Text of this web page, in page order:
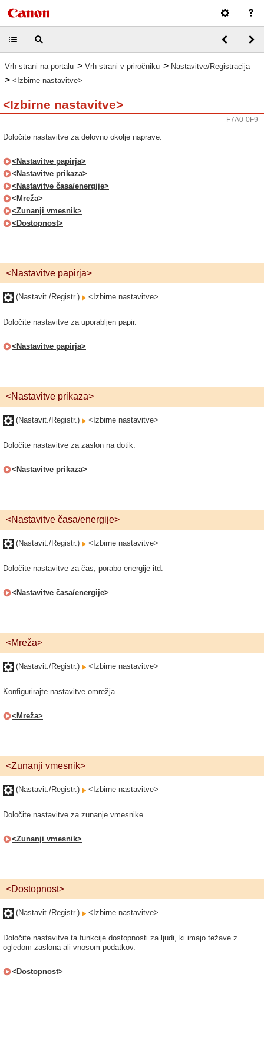
Vrh strani na portalu > Vrh strani v priročniku > Nastavitve/Registracija
> <Izbirne nastavitve>
<Izbirne nastavitve>
F7A0-0F9
Določite nastavitve za delovno okolje naprave.
<Nastavitve papirja>
<Nastavitve prikaza>
<Nastavitve časa/energije>
<Mreža>
<Zunanji vmesnik>
<Dostopnost>
<Nastavitve papirja>
(Nastavit./Registr.) <Izbirne nastavitve>
Določite nastavitve za uporabljen papir.
<Nastavitve papirja>
<Nastavitve prikaza>
(Nastavit./Registr.) <Izbirne nastavitve>
Določite nastavitve za zaslon na dotik.
<Nastavitve prikaza>
<Nastavitve časa/energije>
(Nastavit./Registr.) <Izbirne nastavitve>
Določite nastavitve za čas, porabo energije itd.
<Nastavitve časa/energije>
<Mreža>
(Nastavit./Registr.) <Izbirne nastavitve>
Konfigurirajte nastavitve omrežja.
<Mreža>
<Zunanji vmesnik>
(Nastavit./Registr.) <Izbirne nastavitve>
Določite nastavitve za zunanje vmesnike.
<Zunanji vmesnik>
<Dostopnost>
(Nastavit./Registr.) <Izbirne nastavitve>
Določite nastavitve ta funkcije dostopnosti za ljudi, ki imajo težave z
ogledom zaslona ali vnosom podatkov.
<Dostopnost>